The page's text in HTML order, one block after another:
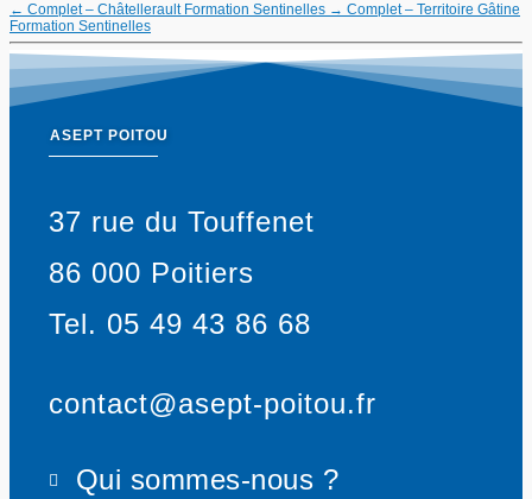
← Complet – Châtellerault Formation Sentinelles → Complet – Territoire Gâtine
Formation Sentinelles
ASEPT POITOU
37 rue du Touffenet
86 000 Poitiers
Tel. 05 49 43 86 68
contact@asept-poitou.fr
Qui sommes-nous ?